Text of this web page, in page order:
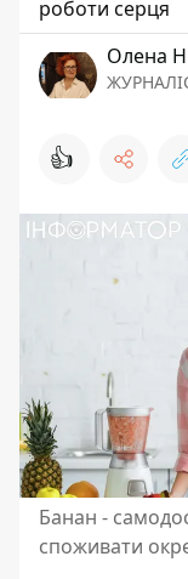
роботи серця
Олена
👍
Банан -
споживати